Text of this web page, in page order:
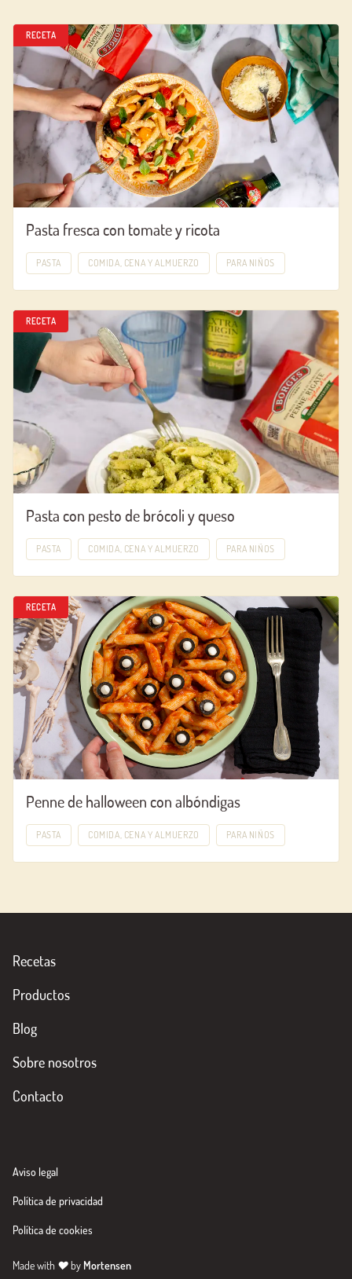
RECETA
Pasta fresca con tomate y ricota
PASTA COMIDA, CENA Y ALMUERZO PARA NIÑOS
RECETA
Pasta con pesto de brócoli y queso
PASTA COMIDA, CENA Y ALMUERZO PARA NIÑOS
RECETA
Penne de halloween con albóndigas
PASTA COMIDA, CENA Y ALMUERZO PARA NIÑOS
Recetas
Productos
Blog
Sobre nosotros
Contacto
Aviso legal
Política de privacidad
Política de cookies
Made with ♥by Mortensen